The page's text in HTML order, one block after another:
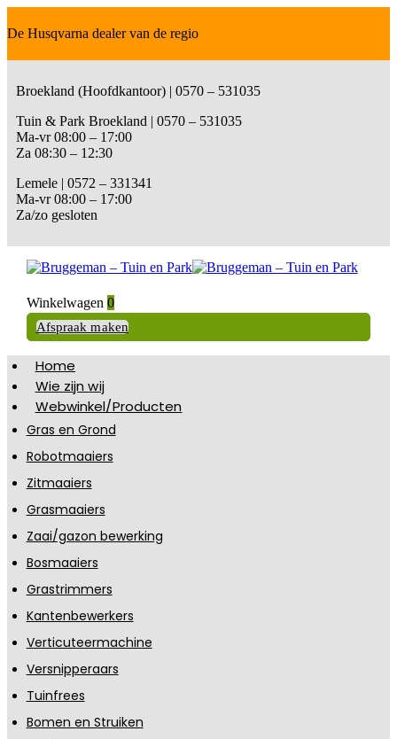
De Husqvarna dealer van de regio
Broekland (Hoofdkantoor) | 0570 – 531035
Tuin & Park Broekland | 0570 – 531035
Ma-vr 08:00 – 17:00
Za 08:30 – 12:30
Lemele | 0572 – 331341
Ma-vr 08:00 – 17:00
Za/zo gesloten
Winkelwagen 0
Afspraak maken
Home
Wie zijn wij
Webwinkel/Producten
Gras en Grond
Robotmaaiers
Zitmaaiers
Grasmaaiers
Zaai/gazon bewerking
Bosmaaiers
Grastrimmers
Kantenbewerkers
Verticuteermachine
Versnipperaars
Tuinfrees
Bomen en Struiken